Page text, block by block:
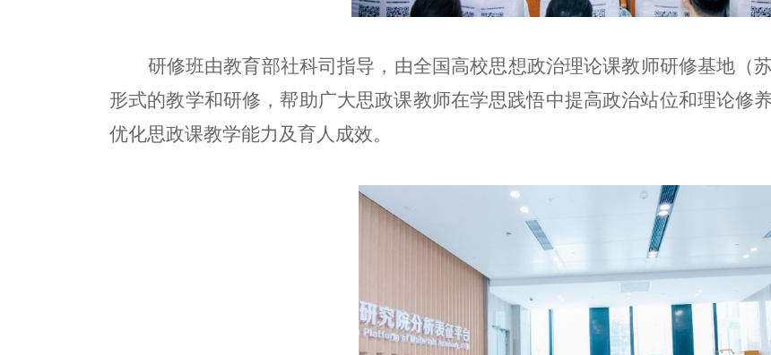
研修班由教育部社科司指导，由全国高校思想政治理论课教师研修基地（
形式的教学和研修，帮助广大思政课教师在学思践悟中提高政治站位和理论修
优化思政课教学能力及育人成效。